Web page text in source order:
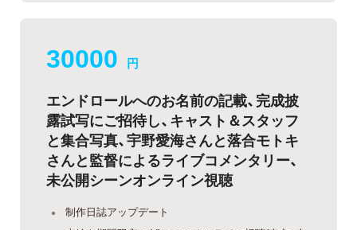
30000 円
エンドロールへのお名前の記載、完成披
露試写にご招待し、キャスト＆スタッフ
と集合写真、宇野愛海さんと落合モトキ
さんと監督によるライブコメンタリー、
未公開シーンオンライン視聴
制作日誌アップデート